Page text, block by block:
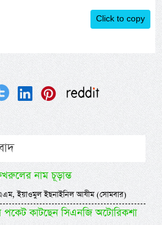
Click to copy
নাম চূড়ান্ত
ইয়াওমুল ইছনাইনিল আযীম (সোমবার)
পকেট কাটছেন সিএনজি অটোরিকশা